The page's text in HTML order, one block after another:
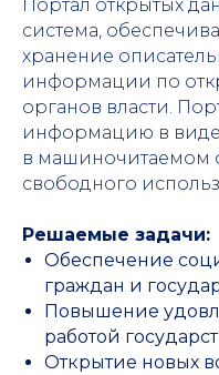
Портал открытых
система,
хранение
информации по
органов власти.
информацию в
в машиночитаемом
свободного
Решаемые задачи:
Обеспечение
граждан и
Повышение
работой
Открытие новых